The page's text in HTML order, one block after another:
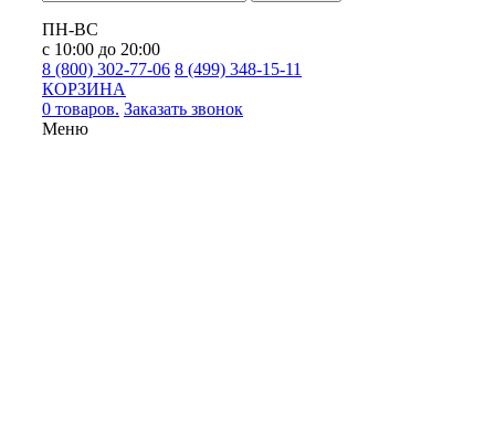
ПН-ВС
с 10:00 до 20:00
8 (800) 302-77-06 8 (499) 348-15-11
КОРЗИНА
0 товаров. Заказать звонок
Меню